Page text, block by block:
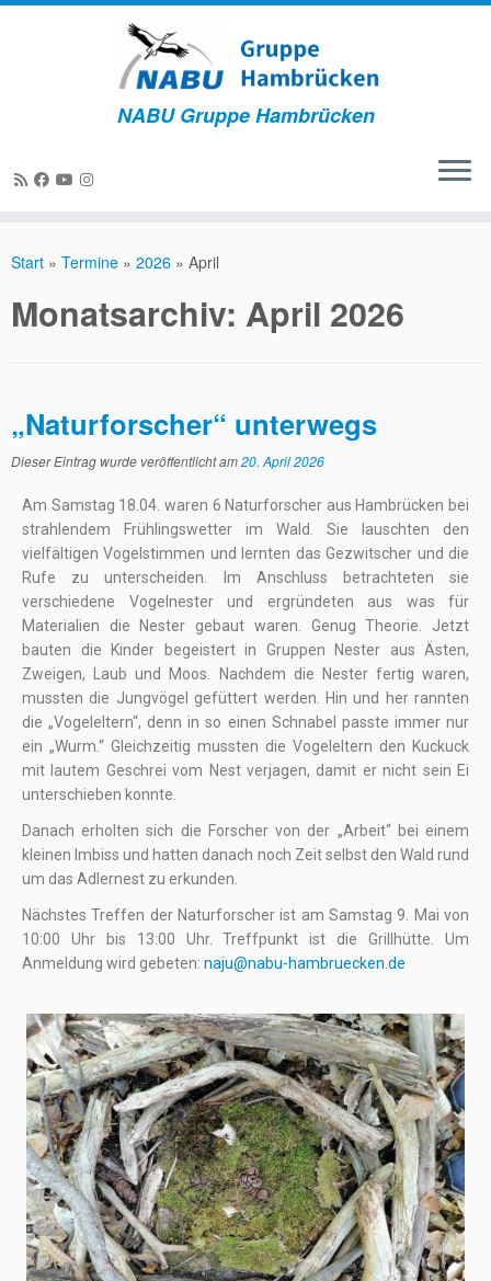
NABU Gruppe Hambrücken
Start » Termine » 2026 » April
Monatsarchiv: April 2026
„Naturforscher“ unterwegs
Dieser Eintrag wurde veröffentlicht am20. April 2026
Am Samstag 18.04. waren 6 Naturforscher aus Hambrücken bei
strahlendem Frühlingswetter im Wald. Sie lauschten den
vielfältigen Vogelstimmen und lernten das Gezwitscher und die
Rufe zu unterscheiden. Im Anschluss betrachteten sie
verschiedene Vogelnester und ergründeten aus was für
Materialien die Nester gebaut waren. Genug Theorie. Jetzt
bauten die Kinder begeistert in Gruppen Nester aus Ästen,
Zweigen, Laub und Moos. Nachdem die Nester fertig waren,
mussten die Jungvögel gefüttert werden. Hin und her rannten
die „Vogeleltern“, denn in so einen Schnabel passte immer nur
ein „Wurm.“ Gleichzeitig mussten die Vogeleltern den Kuckuck
mit lautem Geschrei vom Nest verjagen, damit er nicht sein Ei
unterschieben konnte.
Danach erholten sich die Forscher von der „Arbeit“ bei einem
kleinen Imbiss und hatten danach noch Zeit selbst den Wald rund
um das Adlernest zu erkunden.
Nächstes Treffen der Naturforscher ist am Samstag 9. Mai von
10:00 Uhr bis 13:00 Uhr. Treffpunkt ist die Grillhütte. Um
Anmeldung wird gebeten: naju@nabu-hambruecken.de